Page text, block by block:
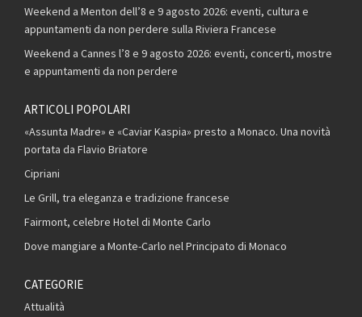
Weekend a Menton dell’8 e 9 agosto 2026: eventi, cultura e
appuntamenti da non perdere sulla Riviera Francese
Weekend a Cannes l’8 e 9 agosto 2026: eventi, concerti, mostre
e appuntamenti da non perdere
ARTICOLI POPOLARI
«Assunta Madre» e «Caviar Kaspia» presto a Monaco. Una novità
portata da Flavio Briatore
Cipriani
Le Grill, tra eleganza e tradizione francese
Fairmont, celebre Hotel di Monte Carlo
Dove mangiare a Monte-Carlo nel Principato di Monaco
CATEGORIE
Attualità